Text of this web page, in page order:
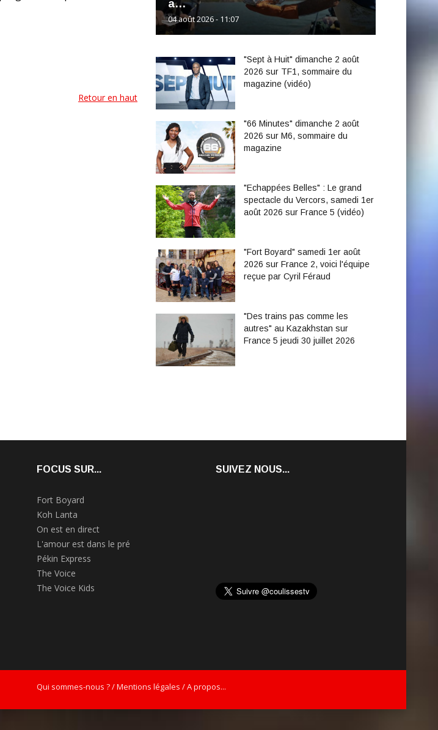
Retour en haut
a…
04 août 2026 - 11:07
"Sept à Huit" dimanche 2 août
2026 sur TF1, sommaire du
magazine (vidéo)
"66 Minutes" dimanche 2 août
2026 sur M6, sommaire du
magazine
"Echappées Belles" : Le grand
spectacle du Vercors, samedi 1er
août 2026 sur France 5 (vidéo)
"Fort Boyard" samedi 1er août
2026 sur France 2, voici l'équipe
reçue par Cyril Féraud
"Des trains pas comme les
autres" au Kazakhstan sur
France 5 jeudi 30 juillet 2026
FOCUS SUR...
Fort Boyard
Koh Lanta
On est en direct
L'amour est dans le pré
Pékin Express
The Voice
The Voice Kids
SUIVEZ NOUS...
Qui sommes-nous ? / Mentions légales / A propos...